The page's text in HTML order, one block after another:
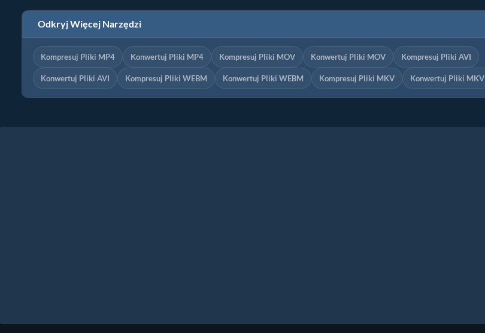
Odkryj Więcej Narzędzi
Kompresuj Pliki MP4 Konwertuj Pliki MP4 Kompresuj Pliki MOV Konwertuj Pliki MOV Kompresuj Pliki AVI
Konwertuj Pliki AVI Kompresuj Pliki WEBM Konwertuj Pliki WEBM Kompresuj Pliki MKV Konwertuj Pliki MKV